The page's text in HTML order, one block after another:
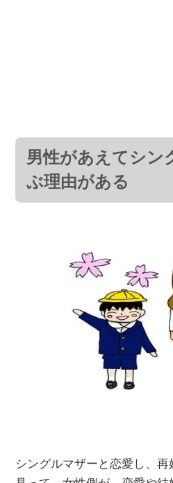
男性があえてシン
ぶ理由がある
シングルマザーと恋愛し、